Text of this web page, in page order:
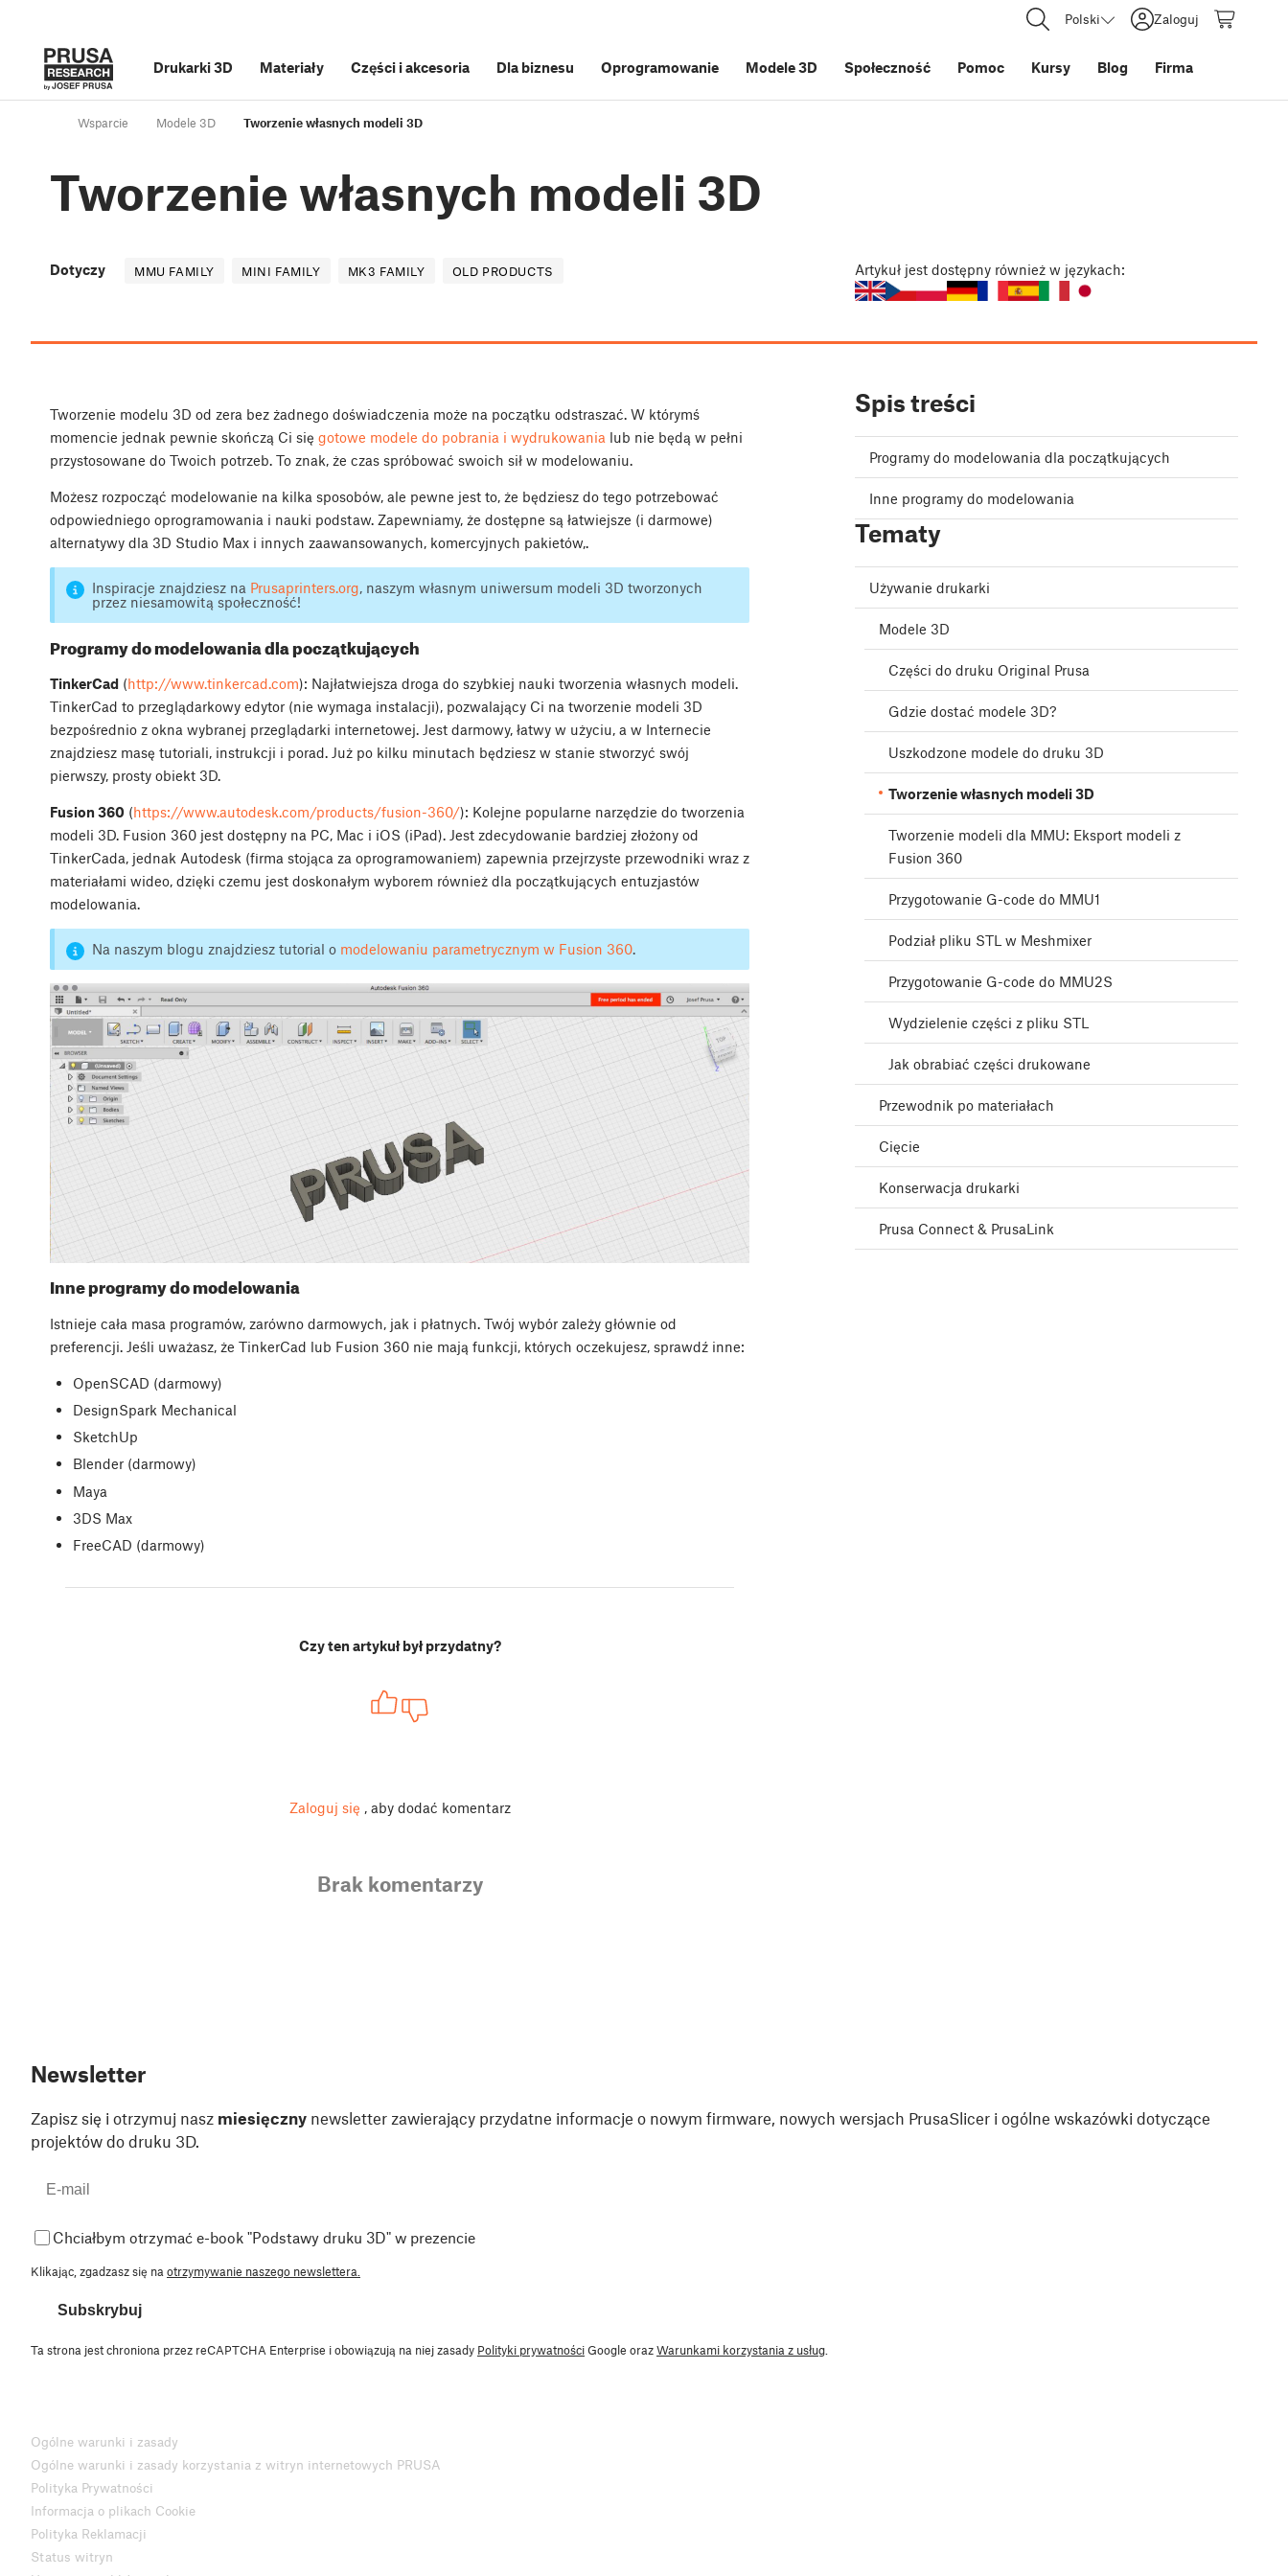
Polski Zaloguj
Drukarki 3D Materiały Części i akcesoria Dla biznesu Oprogramowanie Modele 3D Społeczność Pomoc Kursy Blog Firma
Wsparcie Modele 3D Tworzenie własnych modeli 3D
Tworzenie własnych modeli 3D
Dotyczy MMU FAMILY MINI FAMILY MK3 FAMILY OLD PRODUCTS Artykuł jest dostępny również w językach:
Tworzenie modelu 3D od zera bez żadnego doświadczenia może na początku odstraszać. W którymś
momencie jednak pewnie skończą Ci się gotowe modele do pobrania i wydrukowania lub nie będą w pełni
przystosowane do Twoich potrzeb. To znak, że czas spróbować swoich sił w modelowaniu.
Możesz rozpocząć modelowanie na kilka sposobów, ale pewne jest to, że będziesz do tego potrzebować
odpowiedniego oprogramowania i nauki podstaw. Zapewniamy, że dostępne są łatwiejsze (i darmowe)
alternatywy dla 3D Studio Max i innych zaawansowanych, komercyjnych pakietów,.
Inspiracje znajdziesz na Prusaprinters.org, naszym własnym uniwersum modeli 3D tworzonych
przez niesamowitą społeczność!
Programy do modelowania dla początkujących
TinkerCad (http://www.tinkercad.com): Najłatwiejsza droga do szybkiej nauki tworzenia własnych modeli.
TinkerCad to przeglądarkowy edytor (nie wymaga instalacji), pozwalający Ci na tworzenie modeli 3D
bezpośrednio z okna wybranej przeglądarki internetowej. Jest darmowy, łatwy w użyciu, a w Internecie
znajdziesz masę tutoriali, instrukcji i porad. Już po kilku minutach będziesz w stanie stworzyć swój
pierwszy, prosty obiekt 3D.
Fusion 360 (https://www.autodesk.com/products/fusion-360/): Kolejne popularne narzędzie do tworzenia
modeli 3D. Fusion 360 jest dostępny na PC, Mac i iOS (iPad). Jest zdecydowanie bardziej złożony od
TinkerCada, jednak Autodesk (firma stojąca za oprogramowaniem) zapewnia przejrzyste przewodniki wraz z
materiałami wideo, dzięki czemu jest doskonałym wyborem również dla początkujących entuzjastów
modelowania.
Na naszym blogu znajdziesz tutorial o modelowaniu parametrycznym w Fusion 360.
Inne programy do modelowania
Istnieje cała masa programów, zarówno darmowych, jak i płatnych. Twój wybór zależy głównie od
preferencji. Jeśli uważasz, że TinkerCad lub Fusion 360 nie mają funkcji, których oczekujesz, sprawdź inne:
OpenSCAD (darmowy)
DesignSpark Mechanical
SketchUp
Blender (darmowy)
Maya
3DS Max
FreeCAD (darmowy)
Czy ten artykuł był przydatny?
Zaloguj się , aby dodać komentarz
Brak komentarzy
Spis treści
Programy do modelowania dla początkujących
Inne programy do modelowania
Tematy
Używanie drukarki
Modele 3D
Części do druku Original Prusa
Gdzie dostać modele 3D?
Uszkodzone modele do druku 3D
Tworzenie własnych modeli 3D
Tworzenie modeli dla MMU: Eksport modeli z
Fusion 360
Przygotowanie G-code do MMU1
Podział pliku STL w Meshmixer
Przygotowanie G-code do MMU2S
Wydzielenie części z pliku STL
Jak obrabiać części drukowane
Przewodnik po materiałach
Cięcie
Konserwacja drukarki
Prusa Connect & PrusaLink
Newsletter
Zapisz się i otrzymuj nasz miesięczny newsletter zawierający przydatne informacje o nowym firmware, nowych wersjach PrusaSlicer i ogólne wskazówki dotyczące
projektów do druku 3D.
Chciałbym otrzymać e-book "Podstawy druku 3D" w prezencie
Klikając, zgadzasz się na otrzymywanie naszego newslettera.
Subskrybuj
Ta strona jest chroniona przez reCAPTCHA Enterprise i obowiązują na niej zasady Polityki prywatnościGoogle orazWarunkami korzystania z usług
Ogólne warunki i zasady
Ogólne warunki i zasady korzystania z witryn internetowych PRUSA
Polityka Prywatności
Informacja o plikach Cookie
Polityka Reklamacji
Status witryn